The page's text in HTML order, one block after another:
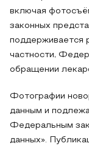
включая
законных
поддерживается
частности,
обращении
Фотографии
данным и
Федеральным
данных».